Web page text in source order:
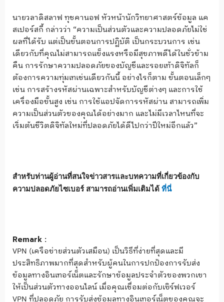
นายวลาดิสลาฟ ทุชคานอฟ หัวหน้านักวิทยาศาสตร์ข้อมูล แค
สเปอร์สกี้ กล่าวว่า “ความเป็นส่วนตัวและความปลอดภัยไม่ใช่
ผลที่ได้รับ แต่เป็นขั้นตอนการปฏิบัติ เป็นกระบวนการ เช่น
เดียวกับที่คุณไม่สามารถแข็งแรงหรือมีสุขภาพดีได้ในชั่วข้าม
คืน การรักษาความปลอดภัยของบัญชีและรอยเท้าดิจิทัลก็
ต้องการความทุ่มเทเช่นเดียวกันนี้ อย่างไรก็ตาม ขั้นตอนเล็กๆ
เช่น การสร้างรหัสผ่านเฉพาะสำหรับบัญชีต่างๆ และการใช้
เครื่องมือขั้นสูง เช่น การใช้แอปจัดการรหัสผ่าน สามารถเพิ่ม
ความเป็นส่วนตัวของคุณได้อย่างมาก และไม่มีเวลาไหนที่จะ
เริ่มต้นชีวิตดิจิทัลใหม่ที่ปลอดภัยได้ดีไปกว่าปีใหม่อีกแล้ว”
สำหรับท่านผู้อ่านที่สนใจข่าวสารและบทความที่เกี่ยวข้องกับ
ความปลอดภัยไซเบอร์ สามารถอ่านเพิ่มเติมได้ ที่นี่
Remark :
VPN (เครือข่ายส่วนตัวเสมือน) เป็นวิธีที่ง่ายที่สุดและมี
ประสิทธิภาพมากที่สุดสำหรับผู้คนในการปกป้องการรับส่ง
ข้อมูลทางอินเทอร์เน็ตและรักษาข้อมูลประจำตัวของพวกเขา
ให้เป็นส่วนตัวทางออนไลน์ เมื่อคุณเชื่อมต่อกับเซิร์ฟเวอร์
VPN ที่ปลอดภัย การรับส่งข้อมูลทางอินเทอร์เน็ตของคุณจะ